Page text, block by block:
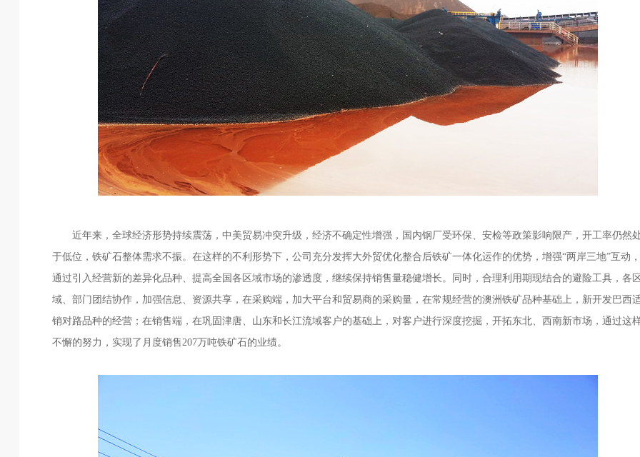
近年来，全球经济形势持续震荡，中美贸易冲突升级，经济不确定性增强，国内钢厂受环保、安检等政策影响限产，开工率仍然
于低位，铁矿石整体需求不振。在这样的不利形势下，公司充分发挥大外贸优化整合后铁矿一体化运作的优势，增强“两岸三地”互动，
通过引入经营新的差异化品种、提高全国各区域市场的渗透度，继续保持销售量稳健增长。同时，合理利用期现结合的避险工具，各
域、部门团结协作，加强信息、资源共享，在采购端，加大平台和贸易商的采购量，在常规经营的澳洲铁矿品种基础上，新开发巴西
销对路品种的经营；在销售端，在巩固津唐、山东和长江流域客户的基础上，对客户进行深度挖掘，开拓东北、西南新市场，通过这
不懈的努力，实现了月度销售207万吨铁矿石的业绩。